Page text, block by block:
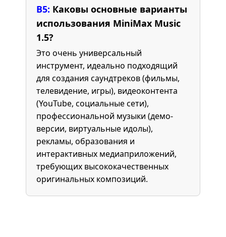
В5: Каковы основные варианты
использования MiniMax Music
1.5?
Это очень универсальный
инструмент, идеально подходящий
для создания саундтреков (фильмы,
телевидение, игры), видеоконтента
(YouTube, социальные сети),
профессиональной музыки (демо-
версии, виртуальные идолы),
рекламы, образования и
интерактивных медиаприложений,
требующих высококачественных
оригинальных композиций.